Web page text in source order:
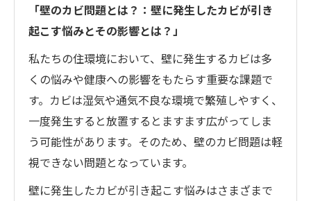
「壁のカビ問題とは？：壁に発生したカビが引き
起こす悩みとその影響とは？」
私たちの住環境において、壁に発生するカビは多
くの悩みや健康への影響をもたらす重要な課題で
す。カビは湿気や通気不良な環境で繁殖しやすく、
一度発生すると放置するとますます広がってしま
う可能性があります。そのため、壁のカビ問題は軽
視できない問題となっています。
壁に発生したカビが引き起こす悩みはさまざまで